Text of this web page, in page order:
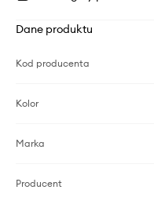
Dane produktu
Kod producenta
Kolor
Marka
Producent